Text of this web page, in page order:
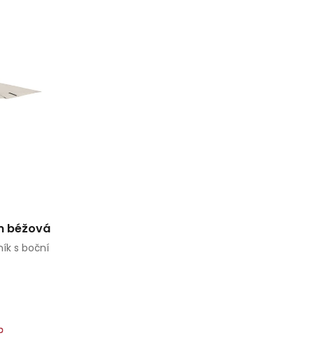
béžová
s boční